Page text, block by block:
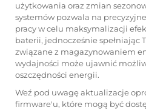
użytkowania oraz zmian
systemów pozwala na
pracy w celu maksymalizacji
baterii, jednocześnie spełniając
związane z magazynowaniem
wydajności może ujawnić
oszczędności energii.
Weź pod uwagę aktualizacje
firmware'u, które mogą być